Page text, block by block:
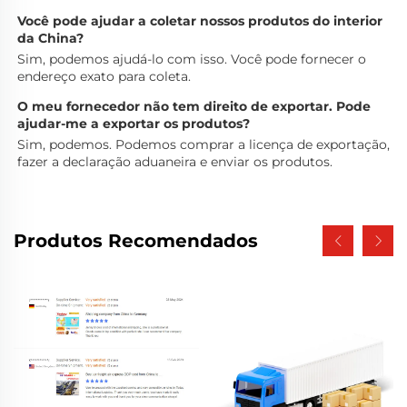
Você pode ajudar a coletar nossos produtos do interior
da China?
Sim, podemos ajudá-lo com isso. Você pode fornecer o
endereço exato para coleta.
O meu fornecedor não tem direito de exportar. Pode
ajudar-me a exportar os produtos?
Sim, podemos. Podemos comprar a licença de exportação,
fazer a declaração aduaneira e enviar os produtos.
Produtos Recomendados